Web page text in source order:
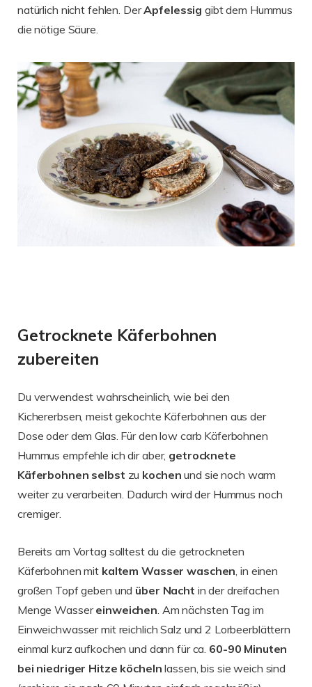
natürlich nicht fehlen. DerApfelessig gibt dem Hummus
die nötige Säure.
Getrocknete Käferbohnen
zubereiten
Du verwendest wahrscheinlich, wie bei den
Kichererbsen, meist gekochte Käferbohnen aus der
Dose oder dem Glas. Für den low carb Käferbohnen
Hummus empfehle ich dir aber, getrocknete
Käferbohnen selbst zu kochen und sie noch warm
weiter zu verarbeiten. Dadurch wird der Hummus noch
cremiger.
Bereits am Vortag solltest du die getrockneten
Käferbohnen mit kaltem Wasser waschen , in einen
großen Topf geben und über Nacht in der dreifachen
Menge Wassereinweichen . Am nächsten Tag im
Einweichwasser mit reichlich Salz und 2 Lorbeerblättern
einmal kurz aufkochen und dann für ca. 60-90 Minuten
bei niedriger Hitze köcheln lassen, bis sie weich sind